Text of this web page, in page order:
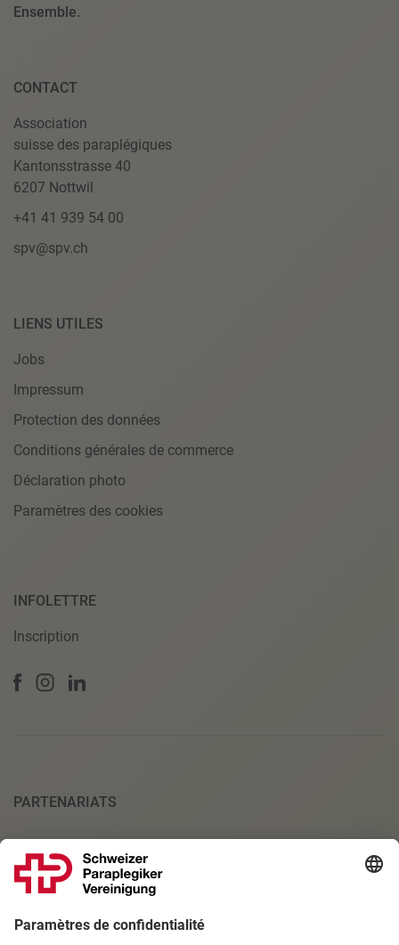
Ensemble.
CONTACT
Association
suisse des paraplégiques
Kantonsstrasse 40
6207 Nottwil
+41 41 939 54 00
spv@spv.ch
LIENS UTILES
Jobs
Impressum
Protection des données
Conditions générales de commerce
Déclaration photo
Paramètres des cookies
INFOLETTRE
Inscription
PARTENARIATS